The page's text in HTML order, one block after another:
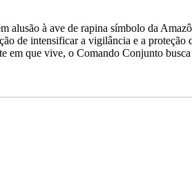
alusão à ave de rapina símbolo da
de intensificar a vigilância e a proteção
que vive, o Comando Conjunto